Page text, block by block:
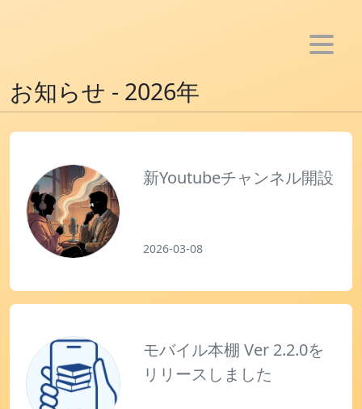
お知らせ
活動
- アプリ制作
- Youtube活動
- ブログ活動
- 音楽活動
雑記
お問い合わせ
お知らせ - 2026年
新Youtubeチャンネル開設
2026-03-08
モバイル本棚 Ver 2.2.0を
リリースしました